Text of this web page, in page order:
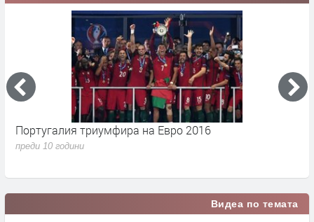
Португалия триумфира на Евро 2016
преди 10 години
Видеа по темата